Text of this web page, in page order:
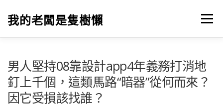
我的老闆是隻樹懶 選單
男人堅持08靠設計app4年義務打消地
釘上千個，這類馬路“暗器”從何而來？
因它受損該找誰？